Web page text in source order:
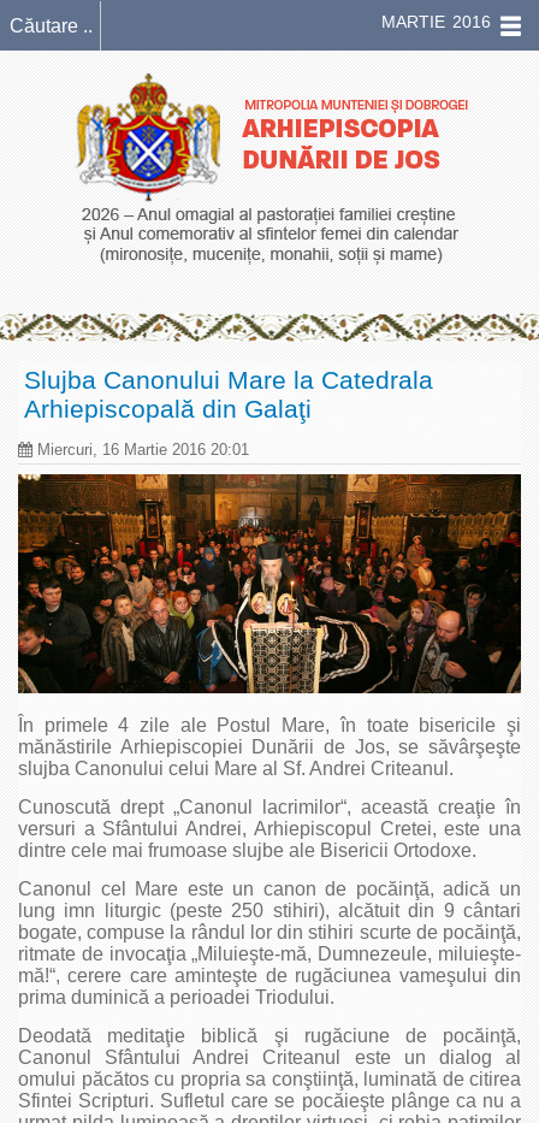
MARTIE 2016
Slujba Canonului Mare la Catedrala
Arhiepiscopală din Galaţi
Miercuri, 16 Martie 2016 20:01
În primele 4 zile ale Postul Mare, în toate bisericile şi
mănăstirile Arhiepiscopiei Dunării de Jos, se săvârşeşte
slujba Canonului celui Mare al Sf. Andrei Criteanul.
Cunoscută drept „Canonul lacrimilor“, această creaţie în
versuri a Sfântului Andrei, Arhiepiscopul Cretei, este una
dintre cele mai frumoase slujbe ale Bisericii Ortodoxe.
Canonul cel Mare este un canon de pocăinţă, adică un
lung imn liturgic (peste 250 stihiri), alcătuit din 9 cântari
bogate, compuse la rândul lor din stihiri scurte de pocăinţă,
ritmate de invocaţia „Miluieşte-mă, Dumnezeule, miluieşte-
mă!“, cerere care aminteşte de rugăciunea vameşului din
prima duminică a perioadei Triodului.
Deodată meditaţie biblică şi rugăciune de pocăinţă,
Canonul Sfântului Andrei Criteanul este un dialog al
omului păcătos cu propria sa conştiinţă, luminată de citirea
Sfintei Scripturi. Sufletul care se pocăieşte plânge ca nu a